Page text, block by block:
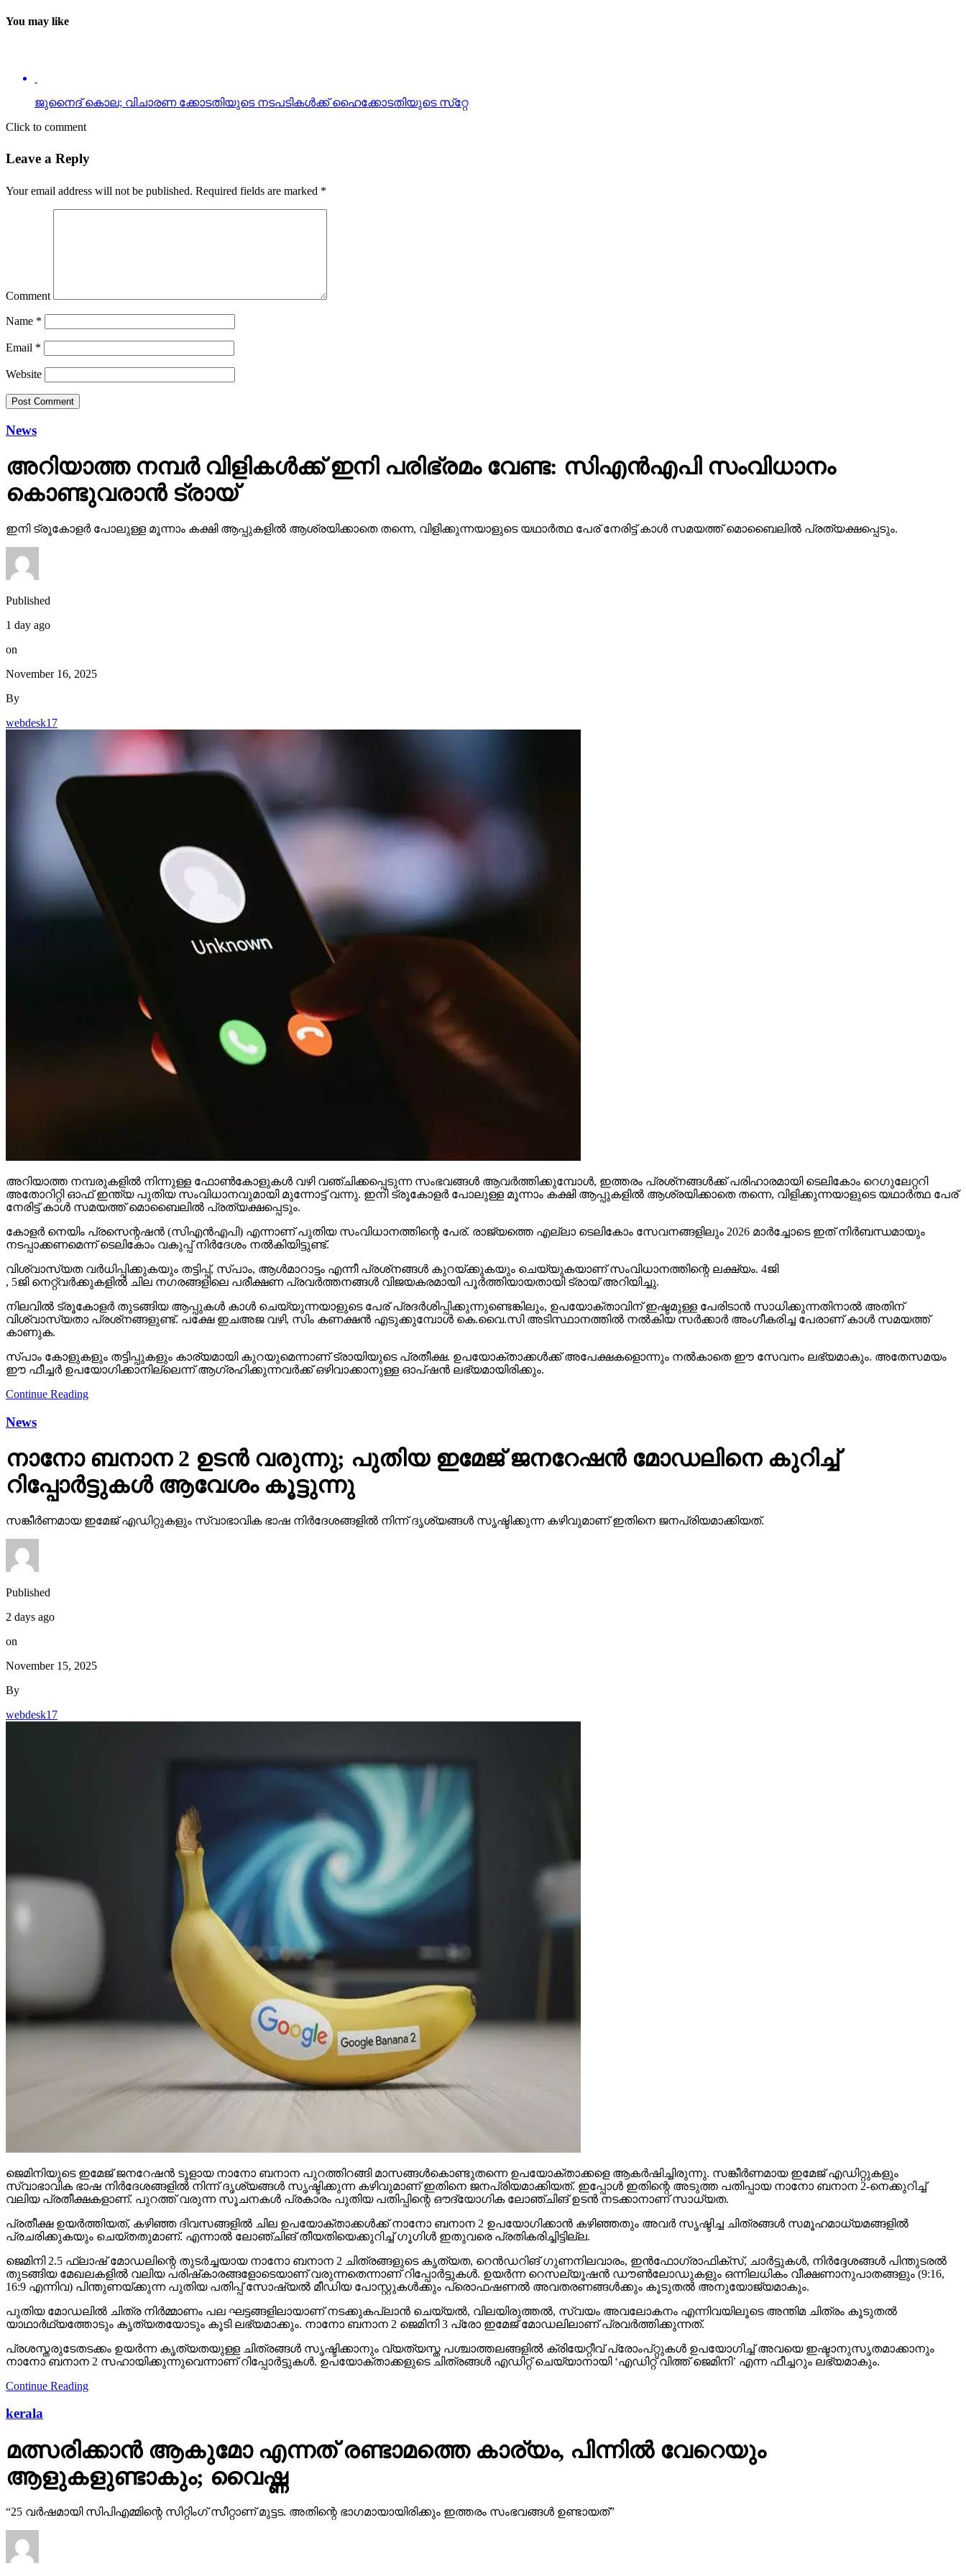
You may like
Click to comment
Leave a Reply
Your email address will not be published.
Name*
Email *
Website
News
അറിയാത്ത നമ്പര്‍ വിളികള്‍ക്ക് ഇനി പരിഭ്രമം വേണ്ട: സിഎന്‍എപി സംവിധാനം
കൊണ്ടുവരാന്‍ ട്രായ്
ഇനി ട്രൂകോളര്‍ പോലുള്ള മൂന്നാം കക്ഷി ആപ്പുകളില്‍ ആശ്രയിക്കാതെ തന്നെ, വിളിക്കുന്നയാളുടെ യഥാര്‍ത്ഥ പേര് നേരിട്ട് കാള്‍ സമയത്ത് മൊബൈലില്‍ പ്രത്യക്ഷപ്പെടും.
Published
1 day ago
on
November 16, 2025
By
webdesk17
നേരിട്ട് കാള്‍ സമയത്ത് മൊബൈലില്‍ പ്രത്യക്ഷപ്പെടും.
കോളര്‍ നെയിം പ്രസെന്റഷന്‍ (സിഎന്‍എപി) എന്നാണ് പുതിയ സംവിധാനത്തിന്റെ പേര്. രാജ്യത്തെ എല്ലാ ടെലികോം സേവനങ്ങളിലും 2026 മാര്‍ച്ചോടെ ഇത് നിര്‍ബന്ധമായും
നടപ്പാക്കണമെന്ന് ടെലികോം വകുപ്പ് നിര്‍ദേശം നല്‍കിയിട്ടുണ്ട്.
വിശ്വാസ്യത വര്‍ധിപ്പിക്കുകയും തട്ടിപ്പ്, സ്പാം, ആള്‍മാറാട്ടം എന്നീ പ്രശ്‌നങ്ങള്‍ കുറയ്ക്കുകയും ചെയ്യുകയാണ് സംവിധാനത്തിന്റെ ലക്ഷ്യം. 4ജി
, 5ജി നെറ്റ്വര്‍ക്കുകളില്‍ ചില നഗരങ്ങളിലെ പരീക്ഷണ പ്രവര്‍ത്തനങ്ങള്‍ വിജയകരമായി പൂര്‍ത്തിയായതായി ട്രായ് അറിയിച്ചു.
നിലവില്‍ ട്രൂകോളര്‍ തുടങ്ങിയ ആപ്പുകള്‍ കാള്‍ ചെയ്യുന്നയാളുടെ പേര് പ്രദര്‍ശിപ്പിക്കുന്നുണ്ടെങ്കിലും, ഉപയോക്താവിന് ഇഷ്ടമുള്ള പേരിടാന്‍ സാധിക്കുന്നതിനാല്‍ അതിന്
വിശ്വാസ്യതാ പ്രശ്‌നങ്ങളുണ്ട്. പക്ഷേ ഇചഅജ വഴി, സിം കണക്ഷന്‍ എടുക്കുമ്പോള്‍ കെ.വൈ.സി അടിസ്ഥാനത്തില്‍ നല്‍കിയ സര്‍ക്കാര്‍ അംഗീകരിച്ച പേരാണ് കാള്‍ സമയത്ത്
കാണുക.
സ്പാം കോളുകളും തട്ടിപ്പുകളും കാര്യമായി കുറയുമെന്നാണ് ട്രായിയുടെ പ്രതീക്ഷ. ഉപയോക്താക്കള്‍ക്ക് അപേക്ഷകളൊന്നും നല്‍കാതെ ഈ സേവനം ലഭ്യമാകും. അതേസമയം
ഈ ഫീച്ചര്‍ ഉപയോഗിക്കാനില്ലെന്ന് ആഗ്രഹിക്കുന്നവര്‍ക്ക് ഒഴിവാക്കാനുള്ള ഓപ്ഷന്‍ ലഭ്യമായിരിക്കും.
Continue Reading
News
നാനോ ബനാന 2 ഉടന്‍ വരുന്നു; പുതിയ ഇമേജ് ജനറേഷന്‍ മോഡലിനെ കുറിച്ച്
റിപ്പോര്‍ട്ടുകള്‍ ആവേശം കൂട്ടുന്നു
സങ്കീര്‍ണമായ ഇമേജ് എഡിറ്റുകളും സ്വാഭാവിക ഭാഷ നിര്‍ദേശങ്ങളില്‍ നിന്ന് ദൃശ്യങ്ങള്‍ സൃഷ്ടിക്കുന്ന കഴിവുമാണ് ഇതിനെ ജനപ്രിയമാക്കിയത്.
Published
2 days ago
on
November 15, 2025
By
webdesk17
വലിയ പ്രതീക്ഷകളാണ്. പുറത്ത് വരുന്ന സൂചനകള്‍ പ്രകാരം പുതിയ പതിപ്പിന്റെ ഔദ്യോഗിക ലോഞ്ചിങ് ഉടന്‍ നടക്കാനാണ് സാധ്യത.
പ്രതീക്ഷ ഉയര്‍ത്തിയത്, കഴിഞ്ഞ ദിവസങ്ങളില്‍ ചില ഉപയോക്താക്കള്‍ക്ക് നാനോ ബനാന 2 ഉപയോഗിക്കാന്‍ കഴിഞ്ഞതും അവര്‍ സൃഷ്ടിച്ച ചിത്രങ്ങള്‍ സമൂഹമാധ്യമങ്ങളില്‍
പ്രചരിക്കുകയും ചെയ്തതുമാണ്. എന്നാല്‍ ലോഞ്ചിങ് തീയതിയെക്കുറിച്ച് ഗൂഗിള്‍ ഇതുവരെ പ്രതികരിച്ചിട്ടില്ല.
ജെമിനി 2.5 ഫ്‌ലാഷ് മോഡലിന്റെ തുടര്‍ച്ചയായ നാനോ ബനാന 2 ചിത്രങ്ങളുടെ കൃത്യത, റെന്‍ഡറിങ് ഗുണനിലവാരം, ഇന്‍ഫോഗ്രാഫിക്സ്, ചാര്‍ട്ടുകള്‍, നിര്‍ദ്ദേശങ്ങള്‍ പിന്തുടരല്‍
തുടങ്ങിയ മേഖലകളില്‍ വലിയ പരിഷ്‌കാരങ്ങളോടെയാണ് വരുന്നതെന്നാണ് റിപ്പോര്‍ട്ടുകള്‍. ഉയര്‍ന്ന റെസല്യൂഷന്‍ ഡൗണ്‍ലോഡുകളും ഒന്നിലധികം വീക്ഷണാനുപാതങ്ങളും (9:16,
16:9 എന്നിവ) പിന്തുണയ്ക്കുന്ന പുതിയ പതിപ്പ് സോഷ്യല്‍ മീഡിയ പോസ്റ്റുകള്‍ക്കും പ്രൊഫഷണല്‍ അവതരണങ്ങള്‍ക്കും കൂടുതല്‍ അനുയോജ്യമാകും.
പുതിയ മോഡലില്‍ ചിത്ര നിര്‍മ്മാണം പല ഘട്ടങ്ങളിലായാണ് നടക്കുകപ്ലാന്‍ ചെയ്യല്‍, വിലയിരുത്തല്‍, സ്വയം അവലോകനം എന്നിവയിലൂടെ അന്തിമ ചിത്രം കൂടുതല്‍
യാഥാര്‍ഥ്യത്തോടും കൃത്യതയോടും കൂടി ലഭ്യമാക്കും. നാനോ ബനാന 2 ജെമിനി 3 പ്രോ ഇമേജ് മോഡലിലാണ് പ്രവര്‍ത്തിക്കുന്നത്.
പ്രശസ്തരുടേതടക്കം ഉയര്‍ന്ന കൃത്യതയുള്ള ചിത്രങ്ങള്‍ സൃഷ്ടിക്കാനും വ്യത്യസ്ത പശ്ചാത്തലങ്ങളില്‍ ക്രിയേറ്റീവ് പ്രോംപ്റ്റുകള്‍ ഉപയോഗിച്ച് അവയെ ഇഷ്ടാനുസൃതമാക്കാനും
നാനോ ബനാന 2 സഹായിക്കുന്നുവെന്നാണ് റിപ്പോര്‍ട്ടുകള്‍. ഉപയോക്താക്കളുടെ ചിത്രങ്ങള്‍ എഡിറ്റ് ചെയ്യാനായി ‘എഡിറ്റ് വിത്ത് ജെമിനി’ എന്ന ഫീച്ചറും ലഭ്യമാകും.
Continue Reading
kerala
മത്സരിക്കാന്‍ ആകുമോ എന്നത് രണ്ടാമത്തെ കാര്യം, പിന്നില്‍ വേറെയും
ആളുകളുണ്ടാകും; വൈഷ്ണ
“25 വര്‍ഷമായി സിപിഎമ്മിന്റെ സിറ്റിംഗ് സീറ്റാണ് മുട്ടട. അതിന്റെ ഭാഗമായായിരിക്കും ഇത്തരം സംഭവങ്ങള്‍ ഉണ്ടായത്”
Published